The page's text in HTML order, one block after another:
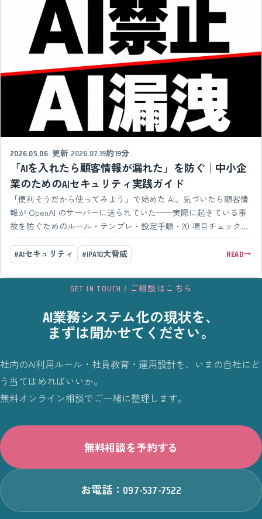
2026.05.06 更新 2026.07.19約19分
「AIを入れたら顧客情報が漏れた」を防ぐ｜中小企
業のためのAIセキュリティ実践ガイド
「便利そうだから使ってみよう」で始めた AI。気づいたら顧客情
報が OpenAI のサーバーに送られていた──実際に起きている事
故を防ぐためのルール・テンプレ・設定手順・20 項目チェックリ
ストを、すぐ社内に出せる形でまとめた実践ガイド。
#AIセキュリティ #IPA10大脅威 READ
GET IN TOUCH / ご相談はこちら
AI業務システム化の現状を、
まずは聞かせてください。
社内のAI利用ルール・社員教育・運用設計を、いまの自社にど
う当てはめればいいか。
無料オンライン相談でご一緒に整理します。
無料相談を予約する
お電話：097-537-7522